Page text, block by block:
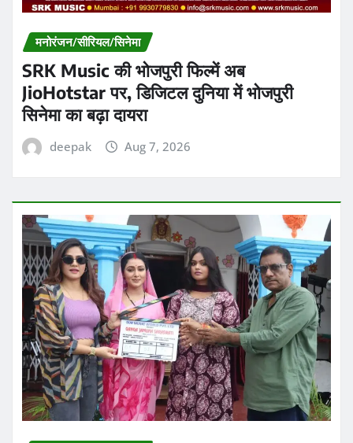
मनोरंजन/सीरियल/सिनेमा
SRK Music की भोजपुरी फिल्में अब
JioHotstar पर, डिजिटल दुनिया में भोजपुरी
सिनेमा का बढ़ा दायरा
deepak Aug 7, 2026